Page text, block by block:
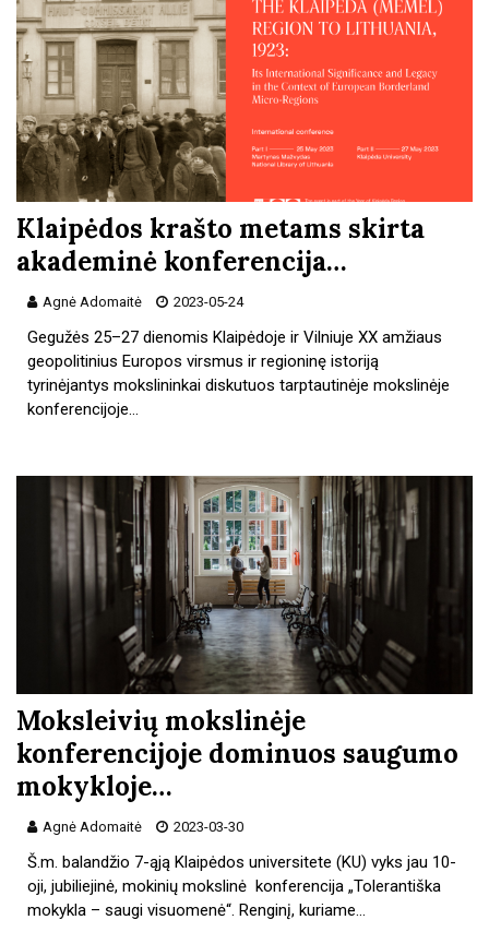
Klaipėdos krašto metams skirta
akademinė konferencija…
Agnė Adomaitė 2023-05-24
Gegužės 25–27 dienomis Klaipėdoje ir Vilniuje XX amžiaus
geopolitinius Europos virsmus ir regioninę istoriją
tyrinėjantys mokslininkai diskutuos tarptautinėje mokslinėje
konferencijoje…
Moksleivių mokslinėje
konferencijoje dominuos saugumo
mokykloje…
Agnė Adomaitė 2023-03-30
Š.m. balandžio 7-ąją Klaipėdos universitete (KU) vyks jau 10-
oji, jubiliejinė, mokinių mokslinė konferencija „Tolerantiška
mokykla – saugi visuomenė“. Renginį, kuriame…